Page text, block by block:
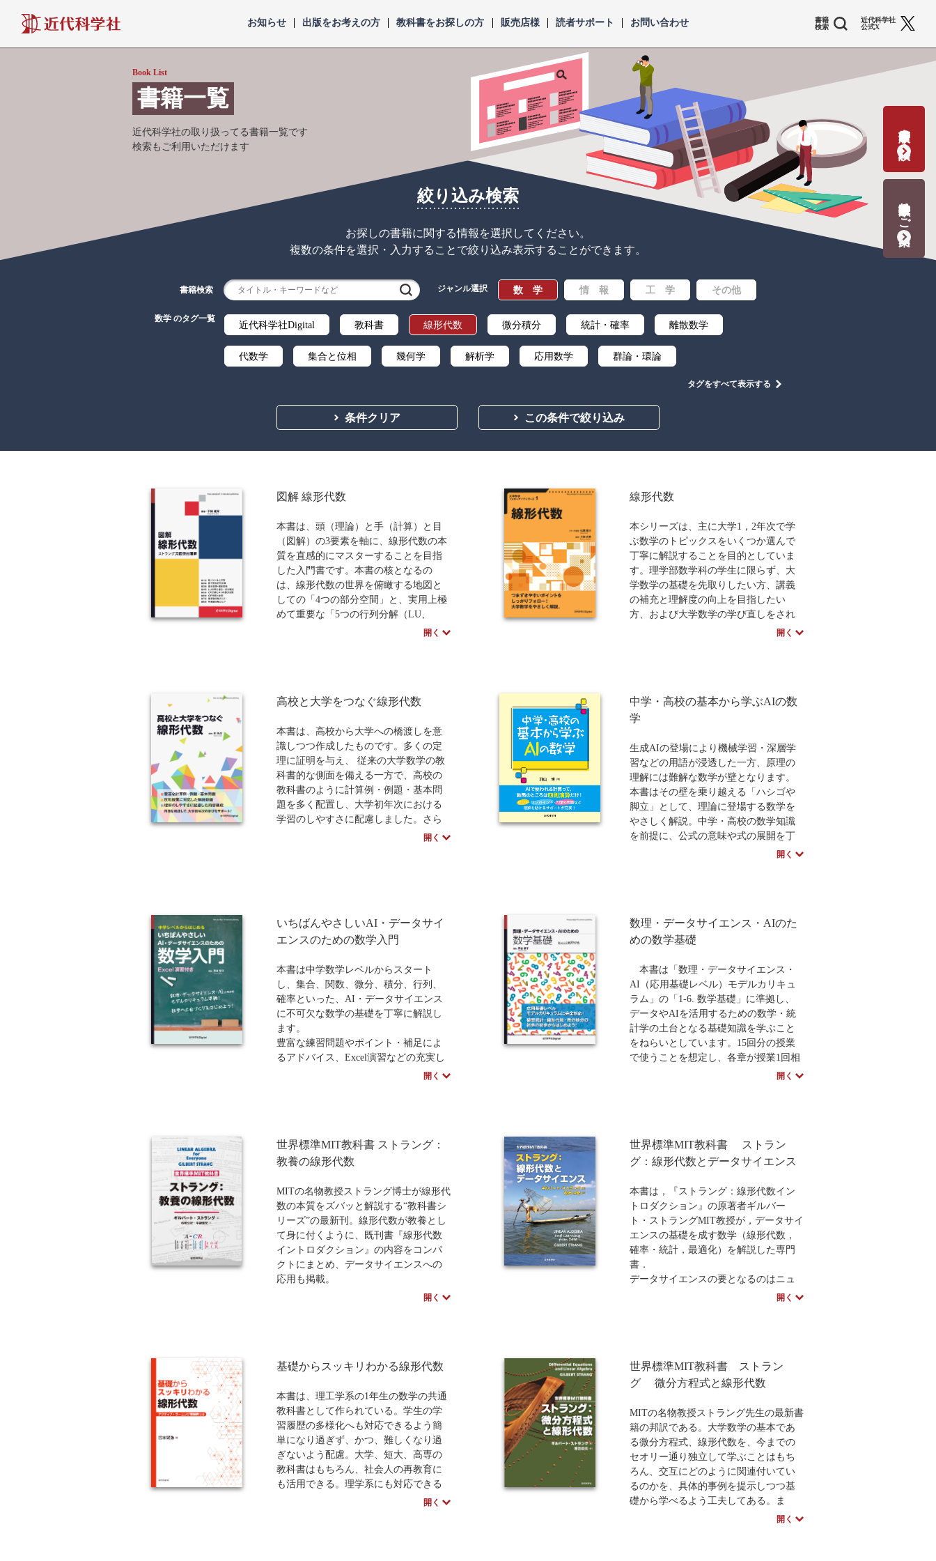
近代科学社
書籍
検索
お知らせ 出版をお考えの方 教科書をお探しの方 販売店様 読者サポート お問い合わせ
近代科学社
公式X
Book List
書籍一覧
近代科学社の取り扱ってる書籍一覧です
検索もご利用いただけます
絞り込み検索
お探しの書籍に関する情報を選択してください。
複数の条件を選択・入力することで絞り込み表示することができます。
書籍検索 検索
ジャンル選択 数 学 情 報 工 学 その他
数学 のタグ一覧
近代科学社Digital 教科書 線形代数 微分積分 統計・確率 離散数学
代数学 集合と位相 幾何学 解析学 応用数学 群論・環論
中学・高校数学
タグをすべて表示する
条件クリア この条件で絞り込み
図解 線形代数
本書は、頭（理論）と手（計算）と目
（図解）の3要素を軸に、線形代数の本
質を直感的にマスターすることを目指
した入門書です。本書の核となるの
は、線形代数の世界を俯瞰する地図と
しての「4つの部分空間」と、実用上極
めて重要な「5つの行列分解（LU、
CR、QR、固有値、特異値分解）」で
特に、行列のランクの性質を鮮やかに
習・データサイエンスの基盤となる特
異値分解（SVD）を本書のハイライト
に据えており、通読する中で学んだ知
識が一つに繋がる「Aha体験」を提供し
ています。MITの名物教授Gilbert Strang
博士との交流から着想を得た図解によ
って、線形代数の新たな発見と深い納
開く
線形代数
本シリーズは、主に大学1，2年次で学
ぶ数学のトピックスをいくつか選んで
丁寧に解説することを目的としていま
す。理学部数学科の学生に限らず、大
学数学の基礎を先取りしたい方、講義
の補充と理解度の向上を目指したい
方、および大学数学の学び直しをされ
たい方など、できるだけ幅広い読者層
学1年次 で学ぶレベルの内容を取り上げ
ています。本書には次のような特色が
•奇をてらうことなく標準的な内容を中
心に構成しました。
•自学自習に適するよう、細部まで丁寧
に解説しました。特に新規の概念を導
入する際にはその意義を説明し、具体
例を用意しました。
•内容をしっかり身に付けることができ
るよう、練習問題を随所に配置しまし
開く
高校と大学をつなぐ線形代数
本書は、高校から大学への橋渡しを意
識しつつ作成したものです。多くの定
理に証明を与え、 従来の大学数学の教
科書的な側面を備える一方で、高校の
教科書のように計算例・例題・基本問
題を多く配置し、大学初年次における
学習のしやすさに配慮しました。さら
に、本書は従来型の講義を反転授業に
す。
著者のスペシャルインタビューはこち
ら
開く
中学・高校の基本から学ぶAIの数
学
生成AIの登場により機械学習・深層学
習などの用語が浸透した一方、原理の
理解には難解な数学が壁となります。
本書はその壁を乗り越える「ハシゴや
脚立」として、理論に登場する数学を
やさしく解説。中学・高校の数学知識
を前提に、公式の意味や式の展開を丁
寧に説明し、穴埋め問題も活用してじ
開く
いちばんやさしいAI・データサイ
エンスのための数学入門
本書は中学数学レベルからスタート
し、集合、関数、微分、積分、行列、
確率といった、AI・データサイエンス
に不可欠な数学の基礎を丁寧に解説し
ます。
豊富な練習問題やポイント・補足によ
るアドバイス、Excel演習などの充実し
たサポート内容によって、数学が苦手
基礎」に準拠した、統計確率・線形代
数・微分積分の土台となる数学的知識
い”教科書
※本書の講義資料は、ページ下のサポ
ートから入手できます。
著者のスペシャルインタビューはこち
ら
開く
数理・データサイエンス・AIのた
めの数学基礎
本書は「数理・データサイエンス・
AI（応用基礎レベル）モデルカリキュ
ラム」の「1-6. 数学基礎」に準拠し、
データやAIを活用するための数学・統
計学の土台となる基礎知識を学ぶこと
をねらいとしています。15回分の授業
で使うことを想定し、各章が授業1回相
当になるよう構成。文章途中の空欄を
数学が苦手だった、という方のための
一冊です。
※本書の講義資料は、ページ下のサポー
トから入手できます。
著者のスペシャルインタビューはこち
ら
開く
世界標準MIT教科書 ストラング：
教養の線形代数
MITの名物教授ストラング博士が線形代
数の本質をズバッと解説する“教科書シ
リーズ”の最新刊。線形代数が教養とし
て身に付くように、既刊書『線形代数
イントロダクション』の内容をコンパ
クトにまとめ、データサイエンスへの
応用も掲載。
従来の書籍とは異なり、ベクトル空
役立つ。学生から研究者まで、必携の
開く
世界標準MIT教科書 ストラン
グ：線形代数とデータサイエンス
本書は，『ストラング：線形代数イン
トロダクション』の原著者ギルバー
ト・ストラングMIT教授が，データサイ
エンスの基礎を成す数学（線形代数，
確率・統計，最適化）を解説した専門
書．
データサイエンスの要となるのはニュ
ーラルネットワークおよび深層学習で
籍はほとんどない．
本書は，線形代数の発展的教科書とし
す読者が線形代数を学ぶための教科書
としてふさわしい一冊である．
開く
基礎からスッキリわかる線形代数
本書は、理工学系の1年生の数学の共通
教科書として作られている。学生の学
習履歴の多様化へも対応できるよう簡
単になり過ぎず、かつ、難しくなり過
ぎないよう配慮。大学、短大、高専の
教科書はもちろん、社会人の再教育に
も活用できる。理学系にも対応できる
よう複素数にも触れる。好評を得てい
開く
世界標準MIT教科書 ストラン
グ 微分方程式と線形代数
MITの名物教授ストラング先生の最新書
籍の邦訳である。大学数学の基本であ
る微分方程式、線形代数を、今までの
セオリー通り独立して学ぶことはもち
ろん、交互にどのように関連付いてい
るのかを、具体的事例を提示しつつ基
礎から学べるよう工夫してある。ま
た、実際に利用する際にどのように考
開く
書籍出版の応募・相談
教科書献本のご案内